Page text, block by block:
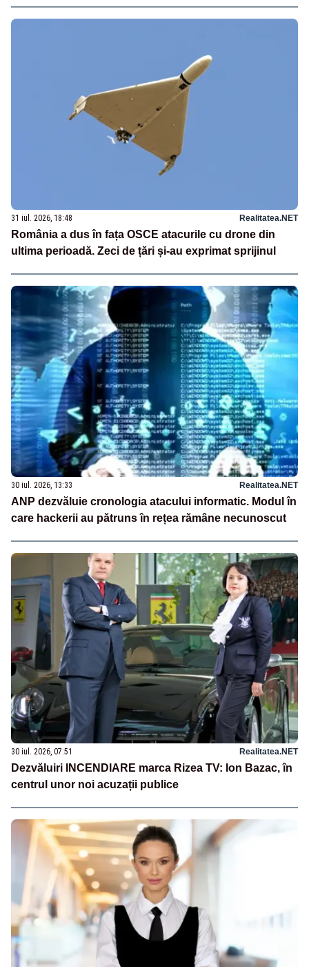
31 iul. 2026, 18:48 Realitatea.NET
România a dus în fața OSCE atacurile cu drone din
ultima perioadă. Zeci de țări și-au exprimat sprijinul
30 iul. 2026, 13:33 Realitatea.NET
ANP dezvăluie cronologia atacului informatic. Modul în
care hackerii au pătruns în rețea rămâne necunoscut
30 iul. 2026, 07:51 Realitatea.NET
Dezvăluiri INCENDIARE marca Rizea TV: Ion Bazac, în
centrul unor noi acuzații publice